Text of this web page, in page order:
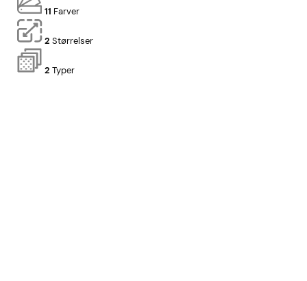
11 Farver
2 Størrelser
2 Typer